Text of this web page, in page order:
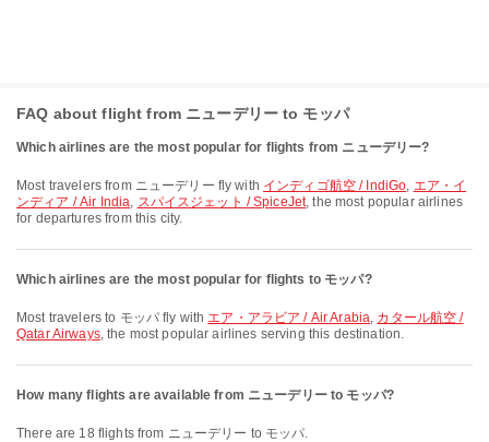
FAQ about flight from ニューデリー to モッパ
Which airlines are the most popular for flights from ニューデリー?
Most travelers from ニューデリー fly with インディゴ航空 / IndiGo, エア・イ
ンディア / Air India, スパイスジェット / SpiceJet, the most popular airlines
for departures from this city.
Which airlines are the most popular for flights to モッパ?
Most travelers to モッパ fly with エア・アラビア / Air Arabia, カタール航空 /
Qatar Airways, the most popular airlines serving this destination.
How many flights are available from ニューデリー to モッパ?
There are 18 flights from ニューデリー to モッパ.